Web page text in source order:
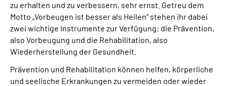
zu erhalten und zu verbessern, sehr ernst. Getreu dem
Motto „Vorbeugen ist besser als Heilen“ stehen ihr dabei
zwei wichtige Instrumente zur Verfügung: die Prävention,
also Vorbeugung und die Rehabilitation, also
Wiederherstellung der Gesundheit.
Prävention und Rehabilitation können helfen, körperliche
und seelische Erkrankungen zu vermeiden oder wieder